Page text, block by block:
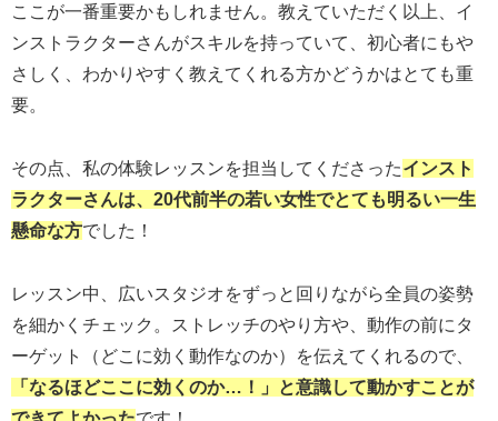
ここが一番重要かもしれません。教えていただく以上、イ
ンストラクターさんがスキルを持っていて、初心者にもや
さしく、わかりやすく教えてくれる方かどうかはとても重
要。
その点、私の体験レッスンを担当してくださったインスト
ラクターさんは、20代前半の若い女性でとても明るい一生
懸命な方でした！
レッスン中、広いスタジオをずっと回りながら全員の姿勢
を細かくチェック。ストレッチのやり方や、動作の前にタ
ーゲット（どこに効く動作なのか）を伝えてくれるので、
「なるほどここに効くのか…！」と意識して動かすことが